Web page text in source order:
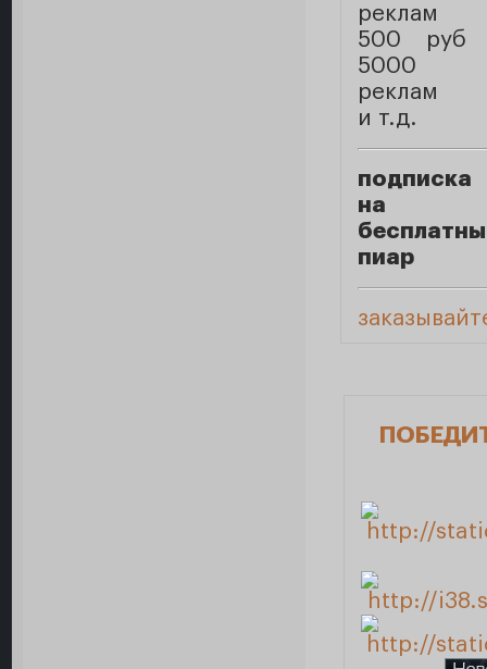
реклам
500 руб
5000
реклам
и т.д.
подписка
на
пиар